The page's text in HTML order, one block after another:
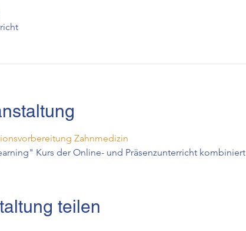
Zahnmedizin
Kurs der Online- und Präsenzunterricht kombiniert
teilen